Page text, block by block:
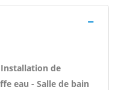
de
eau - Salle de bain